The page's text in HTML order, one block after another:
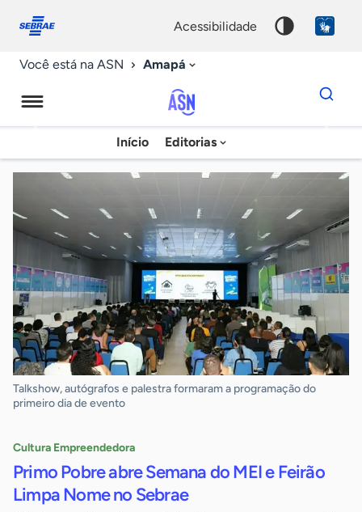
conosco
acessibilidade
Você está na ASN Amapá
Agência
Sebrae
de
Notícias
Início Editorias
Dados
para
chave
Talkshow, autógrafos e palestra formaram a programação do
primeiro dia de evento
Cultura Empreendedora
Primo Pobre abre Semana do MEI e Feirão
Limpa Nome no Sebrae